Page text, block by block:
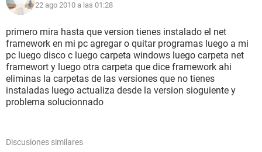
22 ago 2010 a las 01:28
primero mira hasta que version tienes instalado el net
framework en mi pc agregar o quitar programas luego a mi
pc luego disco c luego carpeta windows luego carpeta net
framewort y luego otra carpeta que dice framework ahi
eliminas la carpetas de las versiones que no tienes
instaladas luego actualiza desde la version sioguiente y
problema solucionnado
Discusiones similares